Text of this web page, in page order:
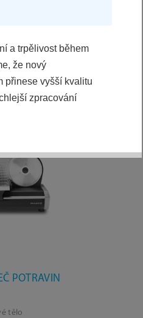
VŠE
POTRAVIN
tělo
a trpělivost během
že nový
přinese vyšší kvalitu
zpracování